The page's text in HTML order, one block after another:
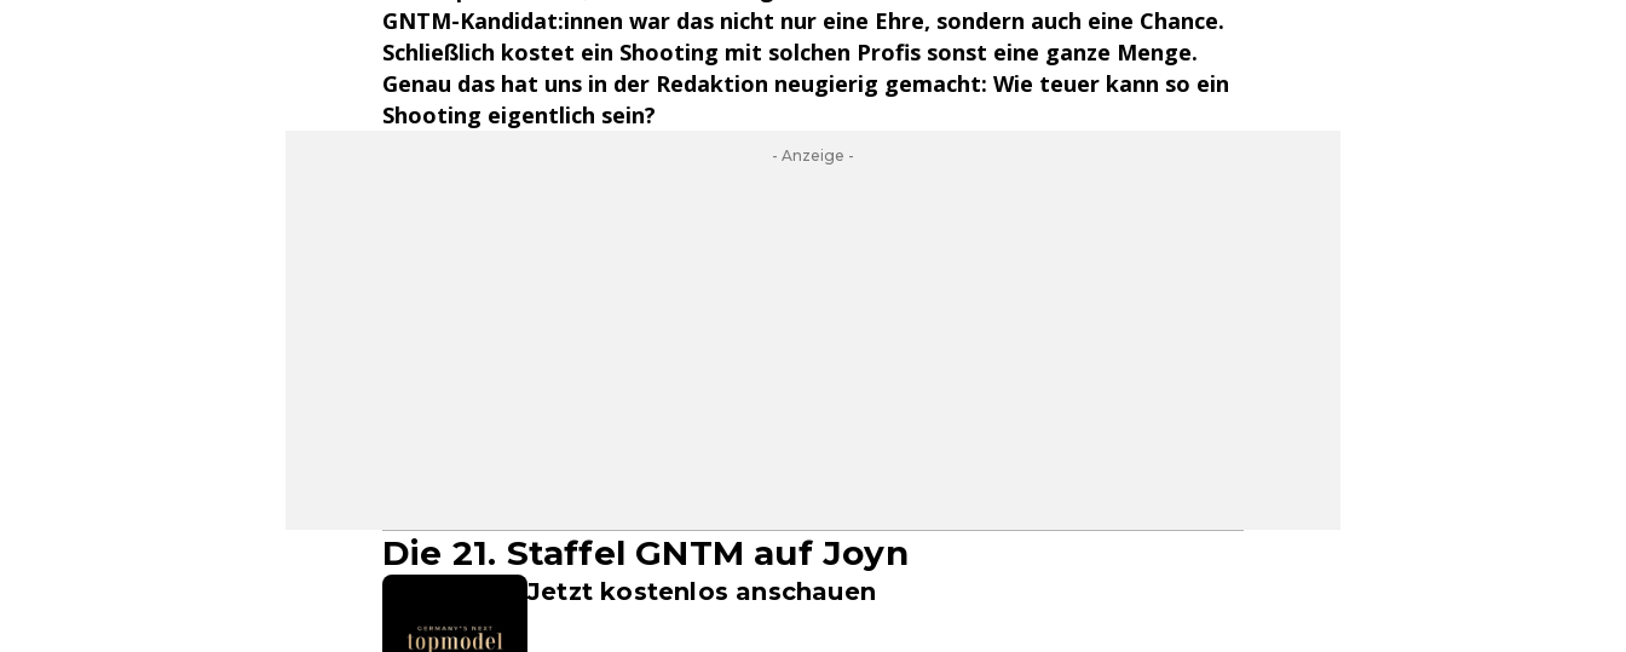
GNTM-Kandidat:innen war das nicht nur eine Ehre, sondern auch eine Chance.
Schließlich kostet ein Shooting mit solchen Profis sonst eine ganze Menge.
Genau das hat uns in der Redaktion neugierig gemacht: Wie teuer kann so ein
Shooting eigentlich sein?
- Anzeige -
Die 21. Staffel GNTM auf Joyn
Jetzt kostenlos anschauen